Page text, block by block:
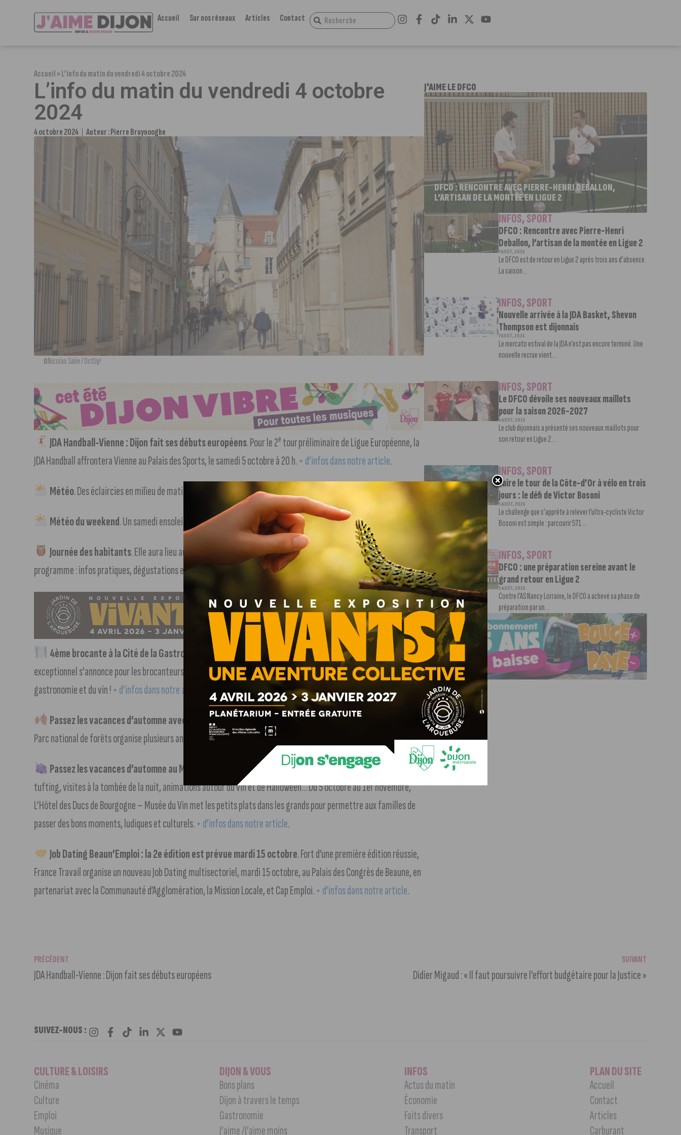
Accueil Sur nos réseaux Articles Contact
Accueil»L’info du matin du vendredi 4 octobre 2024
L’info du matin du vendredi 4 octobre
2024
4 octobre 2024 Auteur :Pierre Bruynooghe
©Nicolas Salin / OctUp!
JDA Handball-Vienne : Dijon fait ses débuts européens. Pour le 2e tourpréliminaire de Ligue Européenne, la
JDA Handball affrontera Vienne au Palais des Sports, le samedi 5 octobre à 20 h.+ d’infos dans notre article.
Météo. Des éclaircies en milieu de matinée et d’après-midi.
Météo du weekend. Un samedi ensoleillé et un dimanche nuageux.
Journée des habitants. Elle aura lieu au Palais des Ducs de Dijon ce samedi 5 octobre de 10 h à 16 h. Au
programme : infos pratiques, dégustations et animations.
+ d’infos sur le site de la ville de Dijon.
4ème brocante à la Cité de la Gastronomie
. Spécialités culinaires, objets vinicoles, ustensiles… Un weekend
exceptionnel s’annonce pour les brocanteurs à la recherche de la perle rare à la Cité internationale de la
gastronomie et du vin !+ d’infos dans notre article
Passez les vacances d’automne avec le Parc national de forêts . Du 19 octobre au 2 novembre 2024, le
Parc national de forêts organise plusieurs animations pour petits et grands.
Passez les vacances d’automne au Musée du Vin de Beaune
. Pressage de raisin, escape game, broderie,
tufting, visites à la tombée de la nuit, animations autour du vin et de Halloween… Du 5 octobre au 1er novembre,
L’Hôtel des Ducs de Bourgogne – Musée du Vin met les petits plats dans les grands pour permettre aux familles de
passer des bons moments, ludiques et culturels.+ d’infos dans notre article.
Job Dating Beaun’Emploi : la 2e édition est prévue mardi 15 octobre. Fort d’une première édition réussie,
France Travail organise un nouveau Job Dating multisectoriel, mardi 15 octobre, au Palais des Congrès de Beaune, en
partenariat avec la Communauté d’Agglomération, la Mission Locale, et Cap Emploi.+ d’infos dans notre article.
J'AIME LE DFCO
DFCO : RENCONTRE AVEC PIERRE-HENRI DEBALLON,
L’ARTISAN DE LA MONTÉE EN LIGUE 2
INFOS,SPORT
DFCO : Rencontre avec Pierre-Henri
Deballon, l’artisan de la montée en Ligue 2
7 AOÛT, 2026
Le DFCO est de retour en Ligue 2 après trois ans d’absence.
La saison...
INFOS,SPORT
Nouvelle arrivée à la JDA Basket, Shevon
Thompson est dijonnais
7 AOÛT, 2026
Le mercato estival de la JDA n’est pas encore terminé. Une
nouvelle recrue vient...
INFOS,SPORT
Le DFCO dévoile ses nouveaux maillots
pour la saison 2026-2027
6 AOÛT, 2026
Le club dijonnais a présenté ses nouveaux maillots pour
son retour en Ligue 2....
INFOS,SPORT
Faire le tour de la Côte-d’Or à vélo en trois
jours : le défi de Victor Bosoni
5 AOÛT, 2026
Le challenge que s’apprête à relever l’ultra-cycliste Victor
Bosoni est simple : parcourir 571...
INFOS,SPORT
DFCO : une préparation sereine avant le
grand retour en Ligue 2
3 AOÛT, 2026
Contre l’AS Nancy Lorraine, le DFCO a achevé sa phase de
préparation par un...
PRÉCÉDENT
JDA Handball-Vienne : Dijon fait ses débuts européens
SUIVANT
Didier Migaud : « Il faut poursuivre l’effort budgétaire pour la Justice »
SUIVEZ-NOUS :
CULTURE & LOISIRS
Cinéma
Culture
Emploi
Musique
DIJON & VOUS
Bons plans
Dijon à travers le temps
Gastronomie
J’aime /J’aime moins
INFOS
Actus du matin
Économie
Faits divers
Transport
PLAN DU SITE
Accueil
Contact
Articles
Carburant